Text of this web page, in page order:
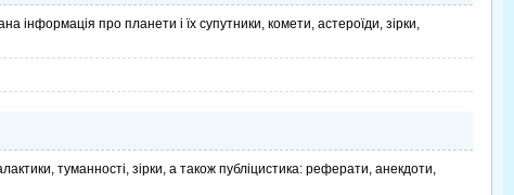
інформація про планети і їх супутники, комети, астероїди, зірки,
туманності, зірки, а також публіцистика: реферати, анекдоти,